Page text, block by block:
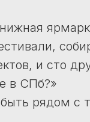
и сто
в СПб?»
рядом с